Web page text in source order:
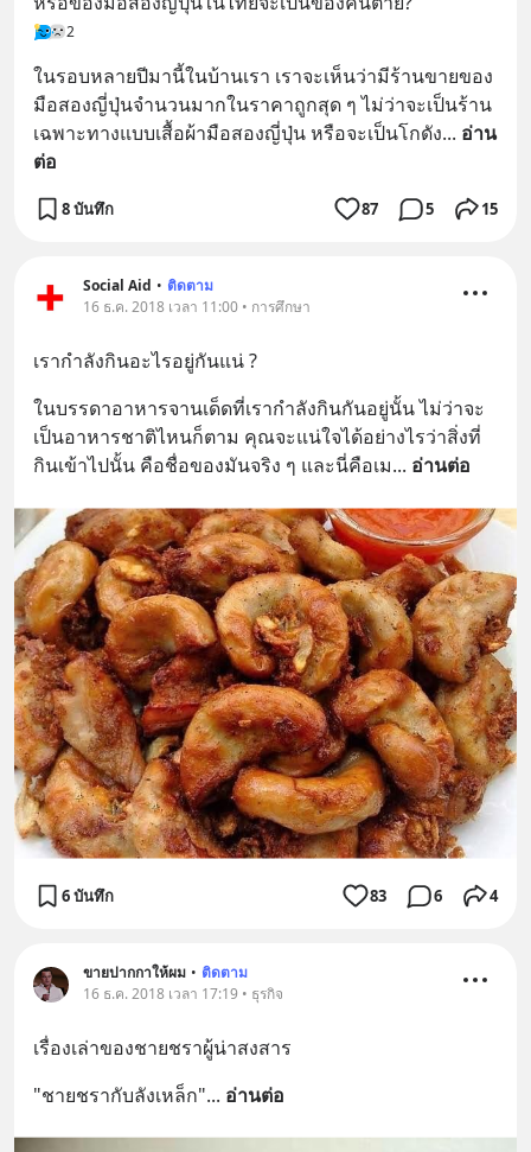
2
ในรอบหลายปีมานี้ในบ้านเรา เราจะเห็นว่ามีร้านขายของ
มือสองญี่ปุ่นจำนวนมากในราคาถูกสุด ๆ ไม่ว่าจะเป็นร้าน
เฉพาะทางแบบเสื้อผ้ามือสองญี่ปุ่น หรือจะเป็นโกดัง... อ่าน
ต่อ
8 บันทึก 87 5 15
Social Aid • ติดตาม
16 ธ.ค. 2018 เวลา 11:00 • การศึกษา
เรากำลังกินอะไรอยู่กันแน่ ?
ในบรรดาอาหารจานเด็ดที่เรากำลังกินกันอยู่นั้น ไม่ว่าจะ
เป็นอาหารชาติไหนก็ตาม คุณจะแน่ใจได้อย่างไรว่าสิ่งที่
กินเข้าไปนั้น คือชื่อของมันจริง ๆ และนี่คือเม... อ่านต่อ
6 บันทึก 83 6 4
ขายปากกาให้ผม • ติดตาม
16 ธ.ค. 2018 เวลา 17:19 • ธุรกิจ
เรื่องเล่าของชายชราผู้น่าสงสาร
"ชายชรากับลังเหล็ก"... อ่านต่อ